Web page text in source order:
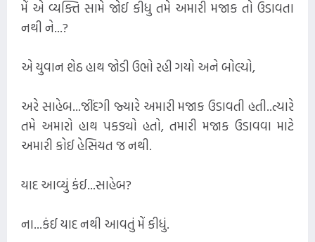
મેં એ વ્યક્તિ સામે જોઈ કીધુ તમે અમારી મજાક તો ઉડાવતા
નથી ને...?
એ યુવાન શેઠ હાથ જોડી ઉભો રહી ગયો અને બોલ્યો,
અરે સાહેબ...જીંદગી જ્યારે અમારી મજાક ઉડાવતી હતી..ત્યારે
તમે અમારો હાથ પકડ્યો હતો, તમારી મજાક ઉડાવવા માટે
અમારી કોઈ હેસિયત જ નથી.
યાદ આવ્યું કંઈ...સાહેબ?
ના...કંઈ યાદ નથી આવતું મેં કીધું.